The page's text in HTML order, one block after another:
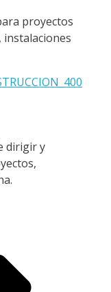
proyectos
instalaciones
dirigir y